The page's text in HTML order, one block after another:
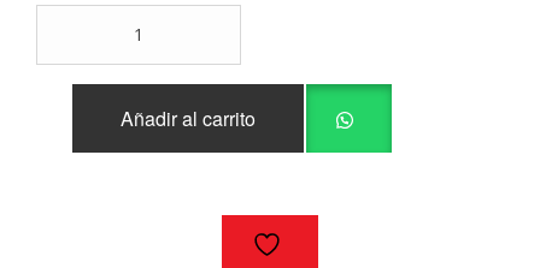
era:
$170.000.$139.990.
INTERCOOLER
NISSAN
NP300
Añadir al carrito